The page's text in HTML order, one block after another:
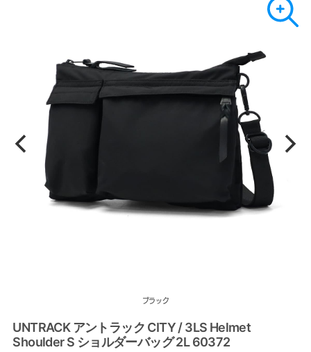
ブラック
UNTRACK アントラック CITY / 3LS Helmet
Shoulder S ショルダーバッグ 2L 60372